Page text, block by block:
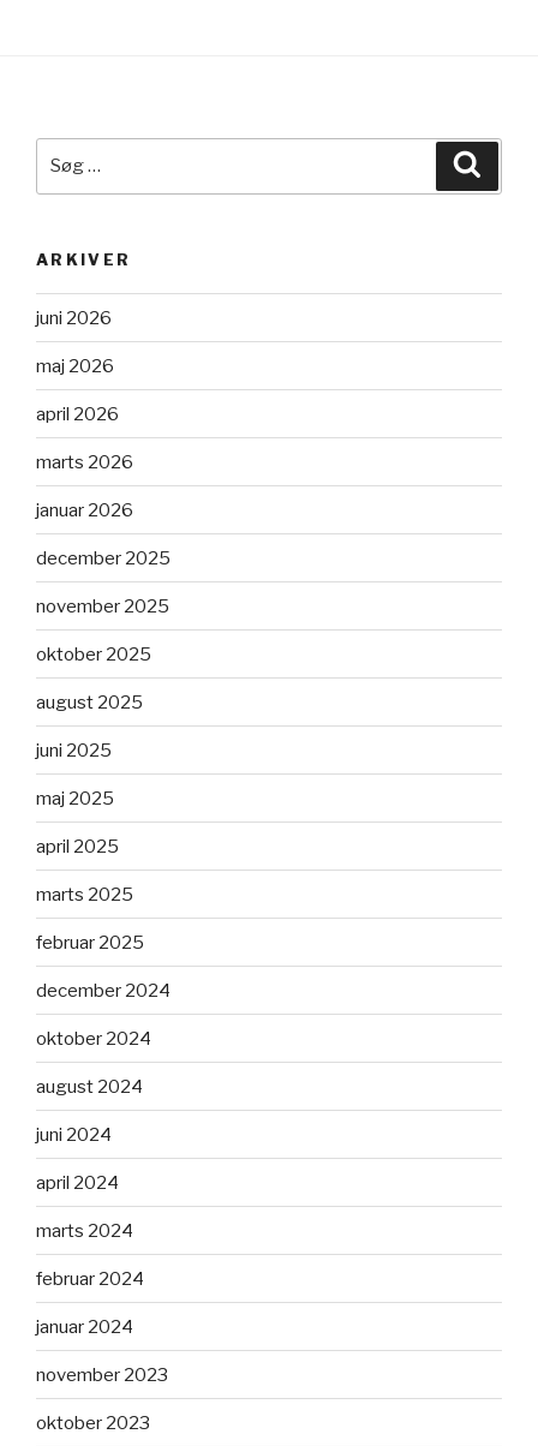
efter:
ARKIVER
juni 2026
maj 2026
april 2026
marts 2026
januar 2026
december 2025
november 2025
oktober 2025
august 2025
juni 2025
maj 2025
april 2025
marts 2025
februar 2025
december 2024
oktober 2024
august 2024
juni 2024
april 2024
marts 2024
februar 2024
januar 2024
november 2023
oktober 2023